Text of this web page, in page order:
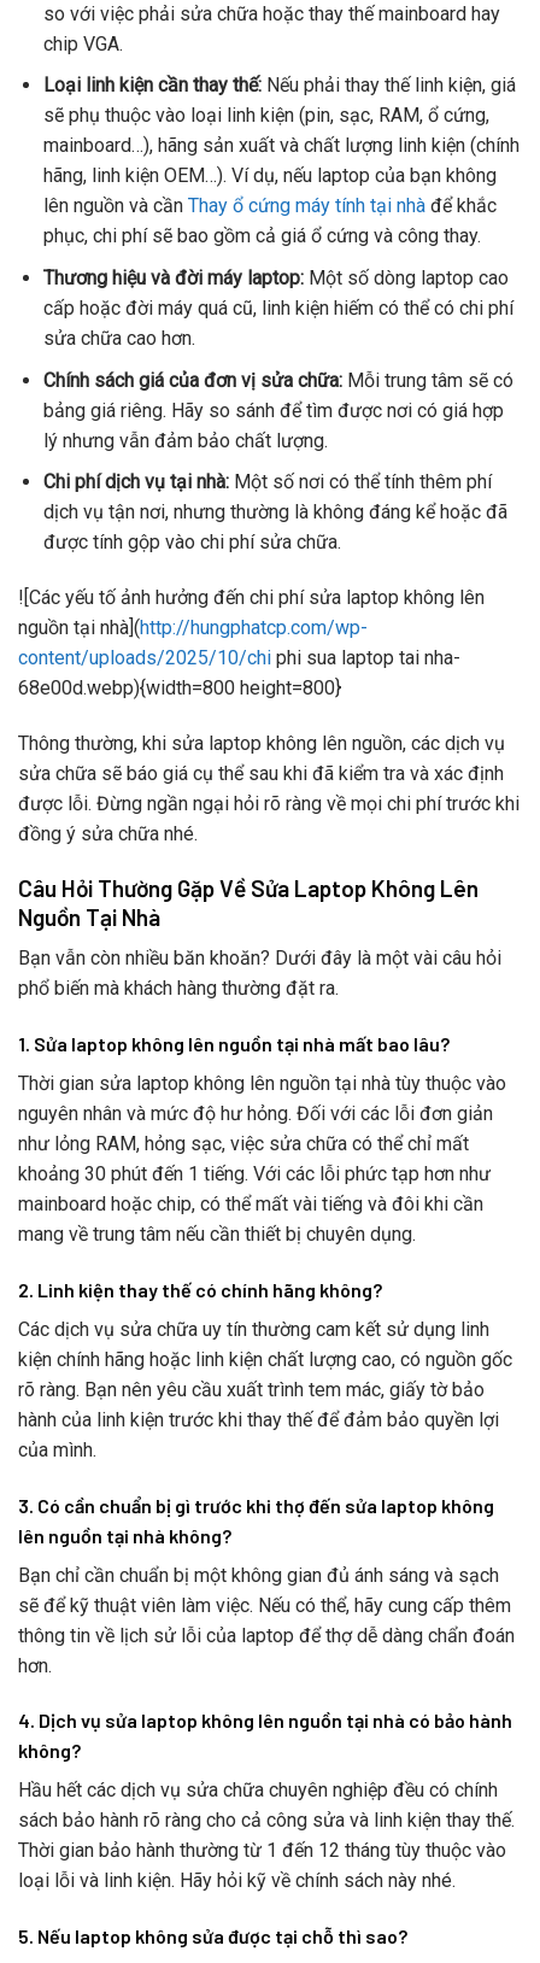
so với việc phải sửa chữa hoặc thay thế mainboard hay
chip VGA.
Loại linh kiện cần thay thế:Nếu phải thay thế linh kiện, giá
sẽ phụ thuộc vào loại linh kiện (pin, sạc, RAM, ổ cứng,
mainboard…), hãng sản xuất và chất lượng linh kiện (chính
hãng, linh kiện OEM…). Ví dụ, nếu laptop của bạn không
lên nguồn và cần Thay ổ cứng máy tính tại nhàđể khắc
phục, chi phí sẽ bao gồm cả giá ổ cứng và công thay.
Thương hiệu và đời máy laptop:Một số dòng laptop cao
cấp hoặc đời máy quá cũ, linh kiện hiếm có thể có chi phí
sửa chữa cao hơn.
Chính sách giá của đơn vị sửa chữa:Mỗi trung tâm sẽ có
bảng giá riêng. Hãy so sánh để tìm được nơi có giá hợp
lý nhưng vẫn đảm bảo chất lượng.
Chi phí dịch vụ tại nhà:Một số nơi có thể tính thêm phí
dịch vụ tận nơi, nhưng thường là không đáng kể hoặc đã
được tính gộp vào chi phí sửa chữa.
![Các yếu tố ảnh hưởng đến chi phí sửa laptop không lên
nguồn tại nhà](http://hungphatcp.com/wp-
content/uploads/2025/10/chi phi sua laptop tai nha-
68e00d.webp){width=800 height=800}
Thông thường, khi sửa laptop không lên nguồn, các dịch vụ
sửa chữa sẽ báo giá cụ thể sau khi đã kiểm tra và xác định
được lỗi. Đừng ngần ngại hỏi rõ ràng về mọi chi phí trước khi
đồng ý sửa chữa nhé.
Câu Hỏi Thường Gặp Về Sửa Laptop Không Lên
Nguồn Tại Nhà
Bạn vẫn còn nhiều băn khoăn? Dưới đây là một vài câu hỏi
phổ biến mà khách hàng thường đặt ra.
1. Sửa laptop không lên nguồn tại nhà mất bao lâu?
Thời gian sửa laptop không lên nguồn tại nhà tùy thuộc vào
nguyên nhân và mức độ hư hỏng. Đối với các lỗi đơn giản
như lỏng RAM, hỏng sạc, việc sửa chữa có thể chỉ mất
khoảng 30 phút đến 1 tiếng. Với các lỗi phức tạp hơn như
mainboard hoặc chip, có thể mất vài tiếng và đôi khi cần
mang về trung tâm nếu cần thiết bị chuyên dụng.
2. Linh kiện thay thế có chính hãng không?
Các dịch vụ sửa chữa uy tín thường cam kết sử dụng linh
kiện chính hãng hoặc linh kiện chất lượng cao, có nguồn gốc
rõ ràng. Bạn nên yêu cầu xuất trình tem mác, giấy tờ bảo
hành của linh kiện trước khi thay thế để đảm bảo quyền lợi
của mình.
3. Có cần chuẩn bị gì trước khi thợ đến sửa laptop không
lên nguồn tại nhà không?
Bạn chỉ cần chuẩn bị một không gian đủ ánh sáng và sạch
sẽ để kỹ thuật viên làm việc. Nếu có thể, hãy cung cấp thêm
thông tin về lịch sử lỗi của laptop để thợ dễ dàng chẩn đoán
hơn.
4. Dịch vụ sửa laptop không lên nguồn tại nhà có bảo hành
không?
Hầu hết các dịch vụ sửa chữa chuyên nghiệp đều có chính
sách bảo hành rõ ràng cho cả công sửa và linh kiện thay thế.
Thời gian bảo hành thường từ 1 đến 12 tháng tùy thuộc vào
loại lỗi và linh kiện. Hãy hỏi kỹ về chính sách này nhé.
5. Nếu laptop không sửa được tại chỗ thì sao?